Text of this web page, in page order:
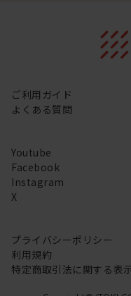
ご利用ガイド
よくある質問
Youtube
Facebook
Instagram
X
プライバシーポリシー
利用規約
特定商取引法に関する表